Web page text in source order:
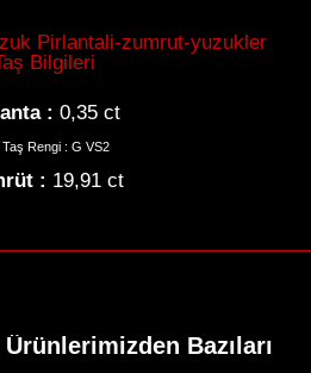
Pirlantali-zumrut-yuzukler
Bilgileri
: 0,35 ct
Taş Rengi : G VS2
: 19,91 ct
Bazıları